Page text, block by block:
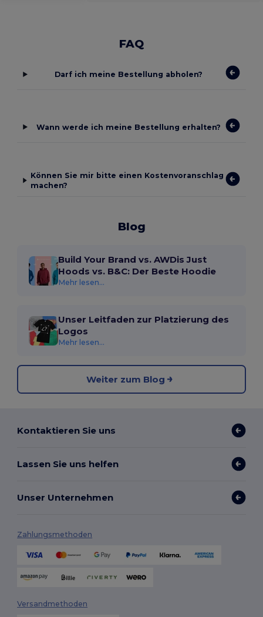
FAQ
Darf ich meine Bestellung abholen?
Wann werde ich meine Bestellung erhalten?
Können Sie mir bitte einen Kostenvoranschlag
machen?
Blog
Build Your Brand vs. AWDis Just
Hoods vs. B&C: Der Beste Hoodie
Mehr lesen...
Unser Leitfaden zur Platzierung des
Logos
Mehr lesen...
Weiter zum Blog
Kontaktieren Sie uns
Lassen Sie uns helfen
Unser Unternehmen
Zahlungsmethoden
Versandmethoden